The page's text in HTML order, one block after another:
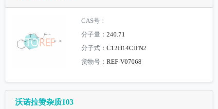
CAS号：
分子量：240.71
分子式：C12H14ClFN2
货物号：REF-V07068
沃诺拉赞杂质103